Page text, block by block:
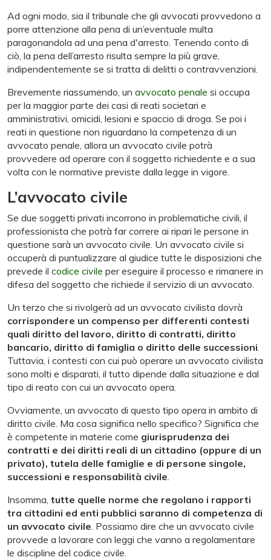
Ad ogni modo, sia il tribunale che gli avvocati provvedono a
porre attenzione alla pena di un’eventuale multa
paragonandola ad una pena d'arresto. Tenendo conto di
ciò, la pena dell’arresto risulta sempre la più grave,
indipendentemente se si tratta di delitti o contravvenzioni.
Brevemente riassumendo, un avvocato penale si occupa
per la maggior parte dei casi di reati societari e
amministrativi, omicidi, lesioni e spaccio di droga. Se poi i
reati in questione non riguardano la competenza di un
avvocato penale, allora un avvocato civile potrà
provvedere ad operare con il soggetto richiedente e a sua
volta con le normative previste dalla legge in vigore.
L’avvocato civile
Se due soggetti privati incorrono in problematiche civili, il
professionista che potrà far correre ai ripari le persone in
questione sarà un avvocato civile. Un avvocato civile si
occuperà di puntualizzare al giudice tutte le disposizioni che
prevede il codice civile per eseguire il processo e rimanere in
difesa del soggetto che richiede il servizio di un avvocato.
Un terzo che si rivolgerà ad un avvocato civilista dovrà
corrispondere un compenso per differenti contesti
quali diritto del lavoro, diritto di contratti, diritto
bancario, diritto di famiglia o diritto delle successioni.
Tuttavia, i contesti con cui può operare un avvocato civilista
sono molti e disparati, il tutto dipende dalla situazione e dal
tipo di reato con cui un avvocato opera.
Ovviamente, un avvocato di questo tipo opera in ambito di
diritto civile. Ma cosa significa nello specifico? Significa che
è competente in materie come giurisprudenza dei
contratti e dei diritti reali di un cittadino (oppure di un
privato), tutela delle famiglie e di persone singole,
successioni e responsabilità civile.
Insomma, tutte quelle norme che regolano i rapporti
tra cittadini ed enti pubblici saranno di competenza di
un avvocato civile. Possiamo dire che un avvocato civile
provvede a lavorare con leggi che vanno a regolamentare
le discipline del codice civile.